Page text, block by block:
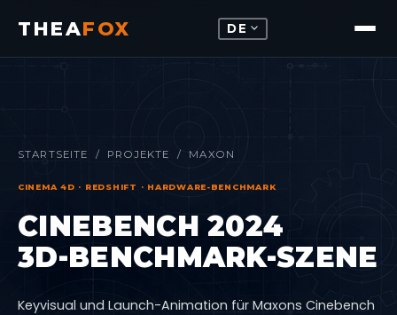
THEAFOX DE expand_more
STARTSEITE / PROJEKTE / MAXON
CINEMA 4D · REDSHIFT · HARDWARE-BENCHMARK
CINEBENCH 2024
3D-BENCHMARK-SZENE
Keyvisual und Launch-Animation für Maxons Cinebench